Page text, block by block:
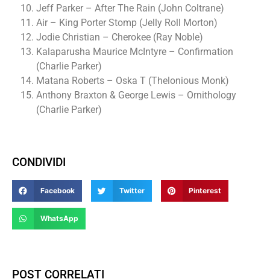
Jeff Parker – After The Rain (John Coltrane)
Air – King Porter Stomp (Jelly Roll Morton)
Jodie Christian – Cherokee (Ray Noble)
Kalaparusha Maurice McIntyre – Confirmation
(Charlie Parker)
Matana Roberts – Oska T (Thelonious Monk)
Anthony Braxton & George Lewis – Ornithology
(Charlie Parker)
CONDIVIDI
Facebook Twitter Pinterest
WhatsApp
POST CORRELATI